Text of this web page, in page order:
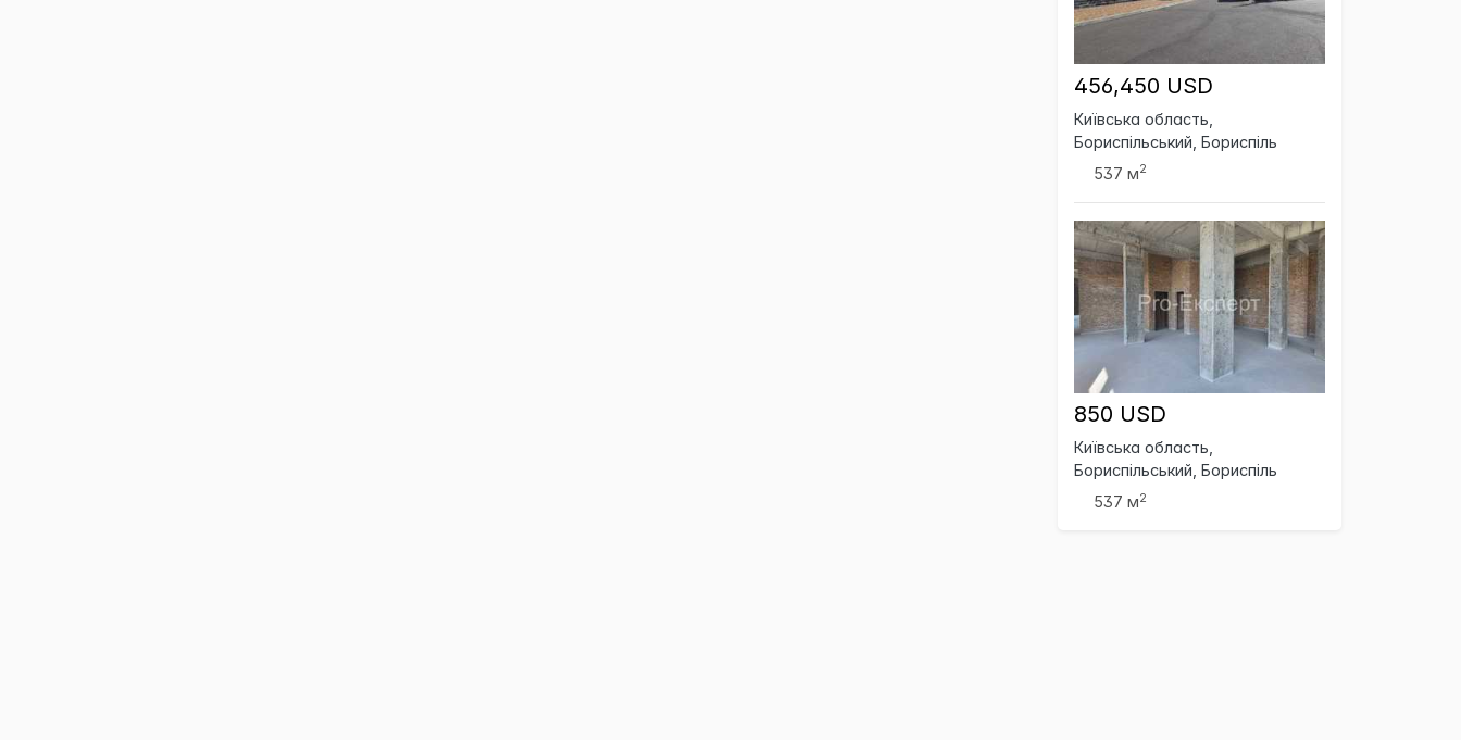
456,450 USD
Київська область,
Бориспільський, Бориспіль
537 м2
850 USD
Київська область,
Бориспільський, Бориспіль
537 м2